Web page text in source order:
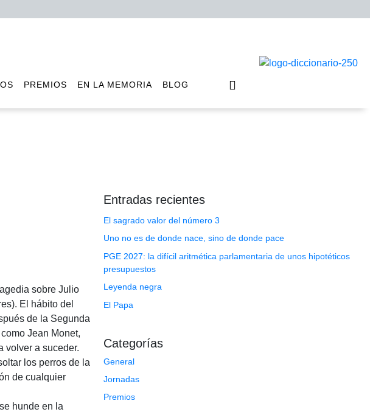
PREMIOS EN LA MEMORIA BLOG
sobre Julio
El hábito del
de la Segunda
Jean Monet,
volver a suceder.
los perros de la
de cualquier
hunde en la
Entradas recientes
El sagrado valor del número 3
Uno no es de donde nace, sino de donde pace
PGE 2027: la difícil aritmética parlamentaria de unos hipotéticos
presupuestos
Leyenda negra
El Papa
Categorías
General
Jornadas
Premios